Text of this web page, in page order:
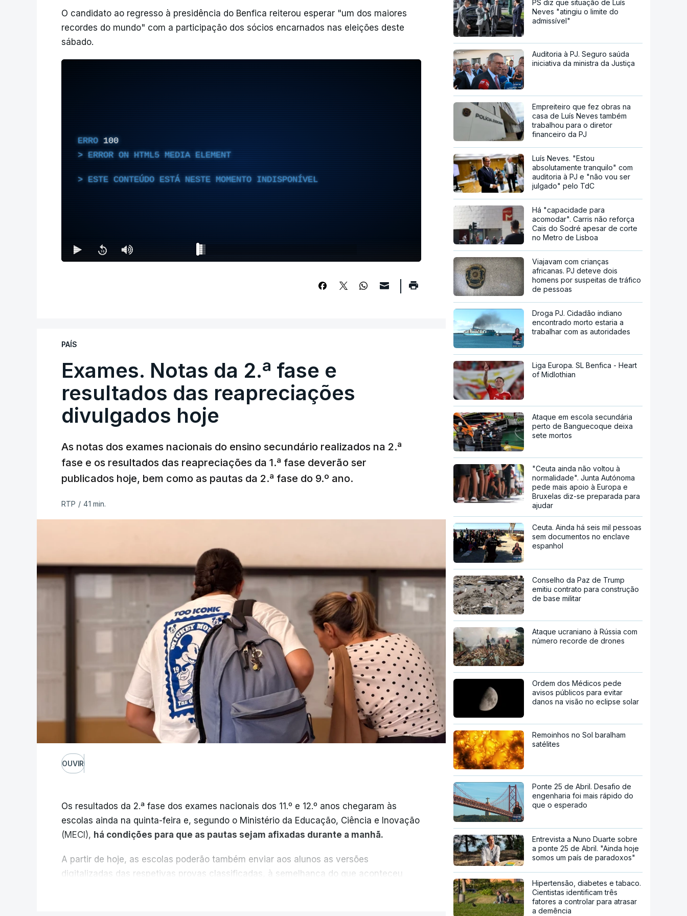
O candidato ao regresso à presidência do Benfica reiterou esperar "um dos maiores
recordes do mundo" com a participação dos sócios encarnados nas eleições deste
sábado.
ERRO 100
ERROR ON HTML5 MEDIA ELEMENT
ESTE CONTEÚDO ESTÁ NESTE MOMENTO INDISPONÍVEL
PAÍS
Exames. Notas da 2.ª fase e
resultados das reapreciações
divulgados hoje
As notas dos exames nacionais do ensino secundário realizados na 2.ª
fase e os resultados das reapreciações da 1.ª fase deverão ser
publicados hoje, bem como as pautas da 2.ª fase do 9.º ano.
RTP / 41 min.
OUVIR
Os resultados da 2.ª fase dos exames nacionais dos 11.º e 12.º anos chegaram às
escolas ainda na quinta-feira e, segundo o Ministério da Educação, Ciência e Inovação
(MECI), há condições para que as pautas sejam afixadas durante a manhã.
A partir de hoje, as escolas poderão também enviar aos alunos as versões
digitalizadas das respetivas provas classificadas, à semelhança do que aconteceu
PS diz que situação de Luís
Neves "atingiu o limite do
admissível"
Auditoria à PJ. Seguro saúda
iniciativa da ministra da Justiça
Empreiteiro que fez obras na
casa de Luís Neves também
trabalhou para o diretor
financeiro da PJ
Luís Neves. "Estou
absolutamente tranquilo" com
auditoria à PJ e "não vou ser
julgado" pelo TdC
Há "capacidade para
acomodar". Carris não reforça
Cais do Sodré apesar de corte
no Metro de Lisboa
Viajavam com crianças
africanas. PJ deteve dois
homens por suspeitas de tráfico
de pessoas
Droga PJ. Cidadão indiano
encontrado morto estaria a
trabalhar com as autoridades
Liga Europa. SL Benfica - Heart
of Midlothian
Ataque em escola secundária
perto de Banguecoque deixa
sete mortos
"Ceuta ainda não voltou à
normalidade". Junta Autónoma
pede mais apoio à Europa e
Bruxelas diz-se preparada para
ajudar
Ceuta. Ainda há seis mil pessoas
sem documentos no enclave
espanhol
Conselho da Paz de Trump
emitiu contrato para construção
de base militar
Ataque ucraniano à Rússia com
número recorde de drones
Ordem dos Médicos pede
avisos públicos para evitar
danos na visão no eclipse solar
Remoinhos no Sol baralham
satélites
Ponte 25 de Abril. Desafio de
engenharia foi mais rápido do
que o esperado
Entrevista a Nuno Duarte sobre
a ponte 25 de Abril. "Ainda hoje
somos um país de paradoxos"
Hipertensão, diabetes e tabaco.
Cientistas identificam três
fatores a controlar para atrasar
a demência